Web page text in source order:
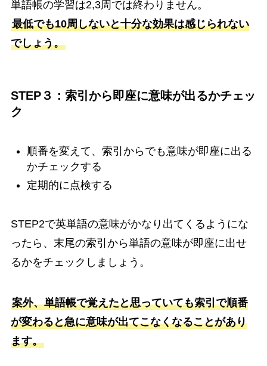
単語帳の学習は2,3周では終わりません。
最低でも10周しないと十分な効果は感じられない
でしょう。
STEP３：索引から即座に意味が出るかチェッ
ク
順番を変えて、索引からでも意味が即座に出る
かチェックする
定期的に点検する
STEP2で英単語の意味がかなり出てくるようにな
ったら、末尾の索引から単語の意味が即座に出せ
るかをチェックしましょう。
案外、単語帳で覚えたと思っていても索引で順番
が変わると急に意味が出てこなくなることがあり
ます。